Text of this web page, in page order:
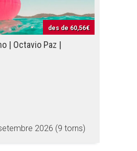
des de 60,56€
| Octavio Paz |
2026 (9 torns)